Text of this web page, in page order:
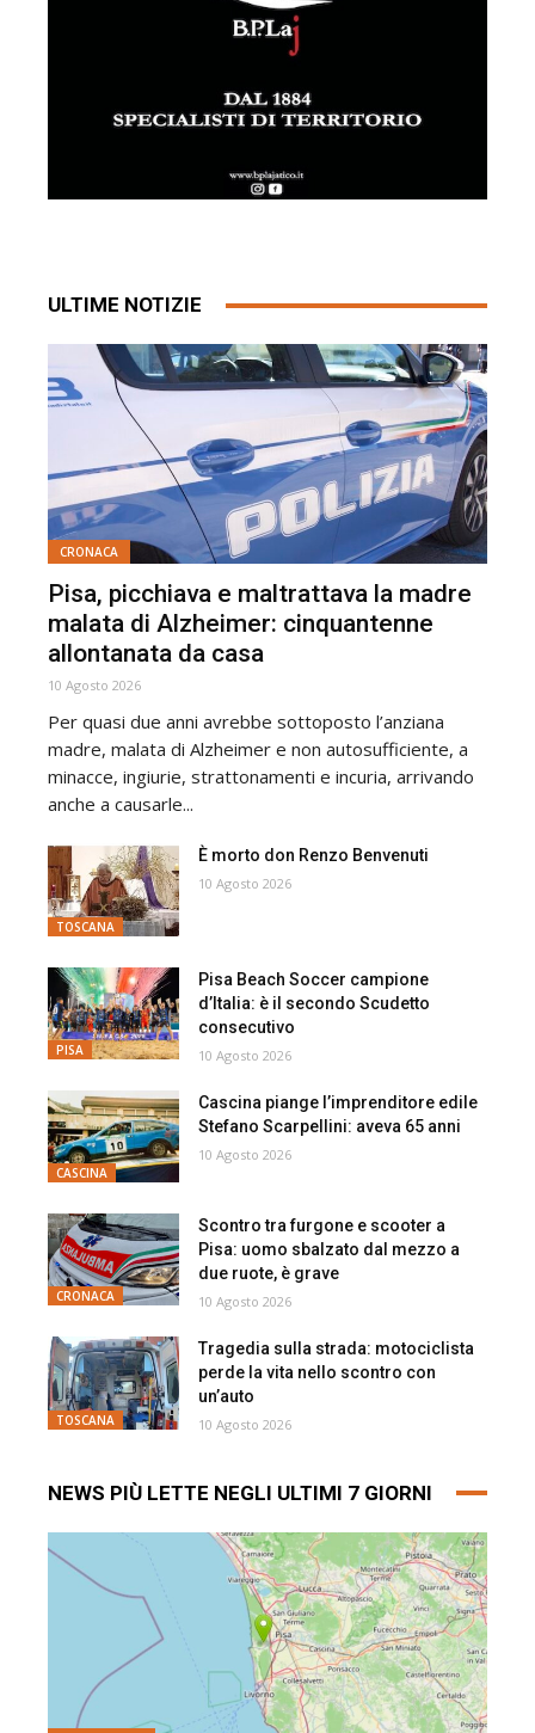
ULTIME NOTIZIE
CRONACA
Pisa, picchiava e maltrattava la madre
malata di Alzheimer: cinquantenne
allontanata da casa
10 Agosto 2026
Per quasi due anni avrebbe sottoposto l’anziana
madre, malata di Alzheimer e non autosufficiente, a
minacce, ingiurie, strattonamenti e incuria, arrivando
anche a causarle...
TOSCANA
È morto don Renzo Benvenuti
10 Agosto 2026
PISA
Pisa Beach Soccer campione
d’Italia: è il secondo Scudetto
consecutivo
10 Agosto 2026
CASCINA
Cascina piange l’imprenditore edile
Stefano Scarpellini: aveva 65 anni
10 Agosto 2026
CRONACA
Scontro tra furgone e scooter a
Pisa: uomo sbalzato dal mezzo a
due ruote, è grave
10 Agosto 2026
TOSCANA
Tragedia sulla strada: motociclista
perde la vita nello scontro con
un’auto
10 Agosto 2026
NEWS PIÙ LETTE NEGLI ULTIMI 7 GIORNI